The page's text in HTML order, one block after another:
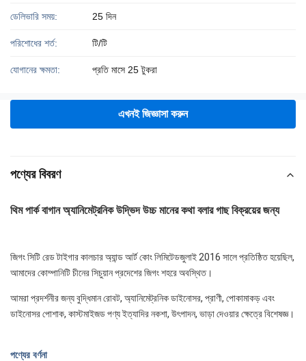
ডেলিভারি সময়: 25 দিন
পরিশোধের শর্ত: টি/টি
যোগানের ক্ষমতা: প্রতি মাসে 25 টুকরা
এখনই জিজ্ঞাসা করুন
পণ্যের বিবরণ
থিম পার্ক বাগান অ্যানিমেট্রনিক উদ্ভিদ উচ্চ মানের কথা বলার গাছ বিক্রয়ের জন্য
জিগং সিটি রেড টাইগার কালচার অ্যান্ড আর্ট কোং লিমিটেডজুলাই 2016 সালে প্রতিষ্ঠিত হয়েছিল,
আমাদের কোম্পানিটি চীনের সিচুয়ান প্রদেশের জিগং শহরে অবস্থিত।
আমরা প্রদর্শনীর জন্য বুদ্ধিমান রোবট, অ্যানিমেট্রনিক ডাইনোসর, প্রাণী, পোকামাকড় এবং
ডাইনোসর পোশাক, কাস্টমাইজড পণ্য ইত্যাদির নকশা, উৎপাদন, ভাড়া দেওয়ার ক্ষেত্রে বিশেষজ্ঞ।
পণ্যের বর্ণনা